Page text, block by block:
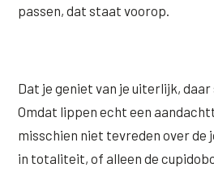
passen, dat staat voorop.
Dat je geniet van je uiterlijk, daar
Omdat lippen echt een
misschien niet tevreden over de
in totaliteit, of alleen de